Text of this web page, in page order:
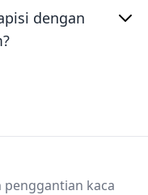
dengan
penggantian kaca